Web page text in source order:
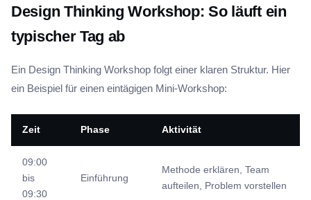
Design Thinking Workshop: So läuft ein
typischer Tag ab
Ein Design Thinking Workshop folgt einer klaren Struktur. Hier
ein Beispiel für einen eintägigen Mini-Workshop:
Zeit Phase Aktivität
09:00
bis
09:30
Einführung
Methode erklären, Team
aufteilen, Problem vorstellen